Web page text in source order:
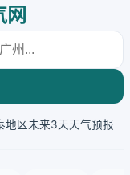
地区未来3天天气预报